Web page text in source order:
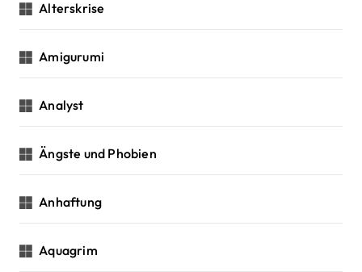
Alterskrise
Amigurumi
Analyst
Ängste und Phobien
Anhaftung
Aquagrim